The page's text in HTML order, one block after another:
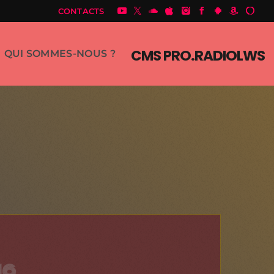
CONTACTS
CMS PRO.RADIOLWS
QUI SOMMES-NOUS ?